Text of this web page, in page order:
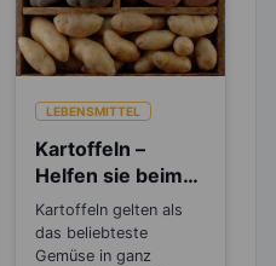
LEBENSMITTEL
Kartoffeln –
Helfen sie beim
Abnehmen oder
machen sie dick?
Kartoffeln gelten als
das beliebteste
Gemüse in ganz